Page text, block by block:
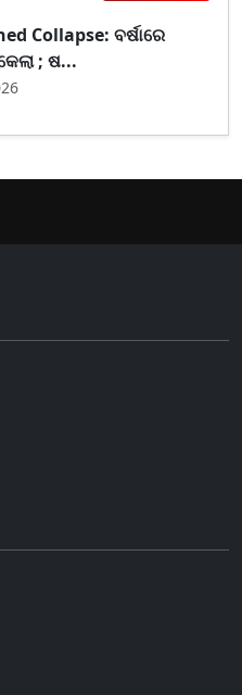
Collapse: ବର୍ଷାରେ
; ଷ...